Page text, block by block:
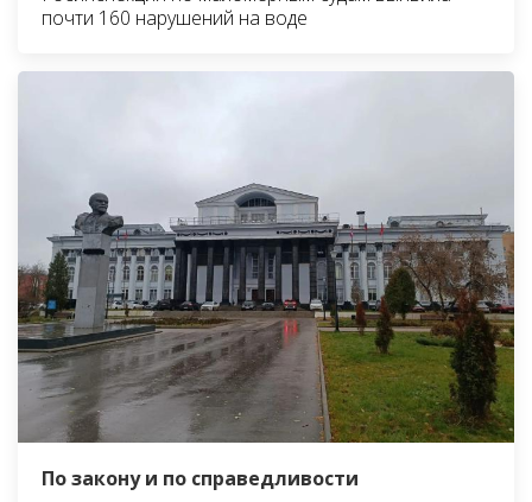
почти 160 нарушений на воде
По закону и по справедливости